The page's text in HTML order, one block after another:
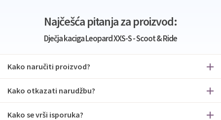
Najčešća pitanja za proizvod:
Dječja kaciga Leopard XXS-S - Scoot & Ride
Kako naručiti proizvod?
Kako otkazati narudžbu?
Kako se vrši isporuka?